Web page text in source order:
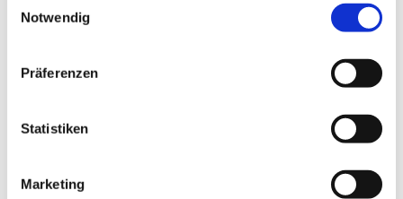
Notwendig
Präferenzen
Statistiken
Marketing
Dies könnte Sie auch